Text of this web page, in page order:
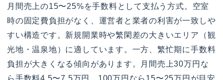
月間売上の15〜25%を手数料として支払う方式。空室
時の固定費負担がなく、運営者と業者の利害が一致しや
すい構造です。新規開業時や繁閑差の大きいエリア（観
光地・温泉地）に適しています。一方、繁忙期に手数料
負担が大きくなる傾向があります。月間売上30万円な